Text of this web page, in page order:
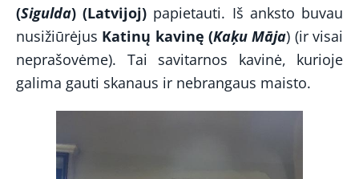
(Sigulda) (Latvijoj) papietauti. Iš anksto buvau
nusižiūrėjus Katinų kavinę (Kaķu Māja) (ir visai
neprašovėme). Tai savitarnos kavinė, kurioje
galima gauti skanaus ir nebrangaus maisto.